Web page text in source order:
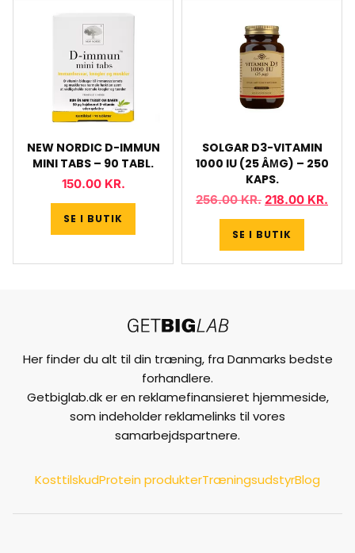
NEW NORDIC D-IMMUN
MINI TABS – 90 TABL.
150.00 KR.
SE I BUTIK
SOLGAR D3-VITAMIN
1000 IU (25 ÂΜG) – 250
KAPS.
256.00KR. 218.00 KR.
SE I BUTIK
Her finder du alt til din træning, fra Danmarks bedste
forhandlere.
Getbiglab.dk er en reklamefinansieret hjemmeside,
som indeholder reklamelinks til vores
samarbejdspartnere.
KosttilskudProtein produkterTræningsudstyrBlog